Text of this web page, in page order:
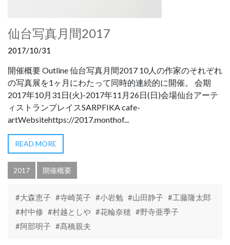
仙台写真月間2017
2017/10/31
開催概要 Outline 仙台写真月間2017 10人の作家のそれぞれ
の写真展を1ヶ月にわたって同時的連続的に開催。 会期
2017年10月31日(火)-2017年11月26日(日)会場仙台アーテ
ィストランプレイスSARPFIKA cafe-
artWebsitehttps://2017.monthof...
READ MORE
2017 開催概要
#大森恵子 #寺崎英子 #小岩勉 #山田静子 #工藤隆太郎
#村中修 #村越としや #花輪奈穂 #野寺亜季子
#阿部明子 #髙橋親夫